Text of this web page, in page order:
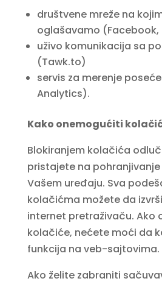
društvene mreže na
oglašavamo
uživo komunikacija sa
(Tawk.to)
servis za merenje
Analytics).
Kako onemogućiti
Blokiranjem kolačića
pristajete na
Vašem uređaju. Sva
kolačićma možete da
internet pretraživaču. Ako
kolačiće, nećete moći da
funkcija na veb-sajtovima.
Ako želite zabraniti